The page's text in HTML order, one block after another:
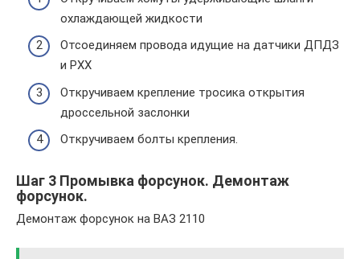
охлаждающей жидкости
Отсоединяем провода идущие на датчики ДПДЗ
и РХХ
Откручиваем крепление тросика открытия
дроссельной заслонки
Откручиваем болты крепления.
Шаг 3 Промывка форсунок. Демонтаж
форсунок.
Демонтаж форсунок на ВАЗ 2110